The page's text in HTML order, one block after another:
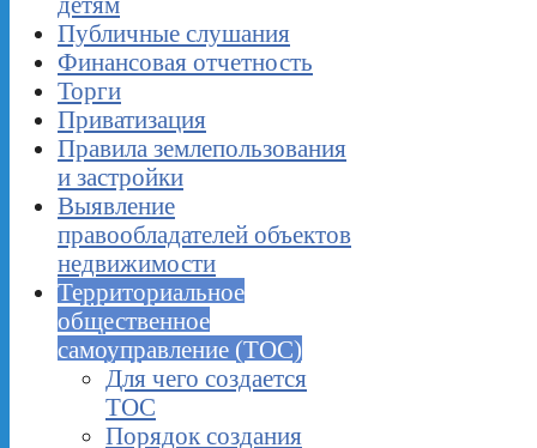
Публичные слушания
Финансовая отчетность
Торги
Приватизация
Правила землепользования
и застройки
Выявление
правообладателей объектов
недвижимости
Территориальное
общественное
самоуправление (ТОС)
Для чего создается
ТОС
Порядок создания